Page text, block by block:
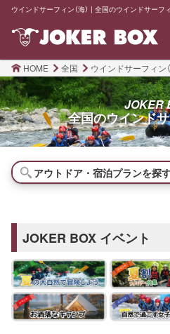
HOME 全国 ウインドサーフィン（
JOKER
全国のウインドサ
アウトドア・宿泊プランを探
JOKER BOX イベント